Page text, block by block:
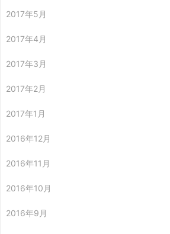
2017年5月
2017年4月
2017年3月
2017年2月
2017年1月
2016年12月
2016年11月
2016年10月
2016年9月